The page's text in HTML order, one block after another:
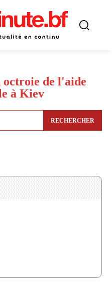
octroie de l'aide
à Kiev
RECHERCHER